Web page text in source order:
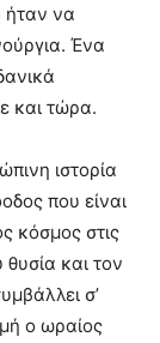
ήταν να
Ένα
και τώρα.
ιστορία
που είναι
κόσμος στις
και τον
σ’
ο ωραίος